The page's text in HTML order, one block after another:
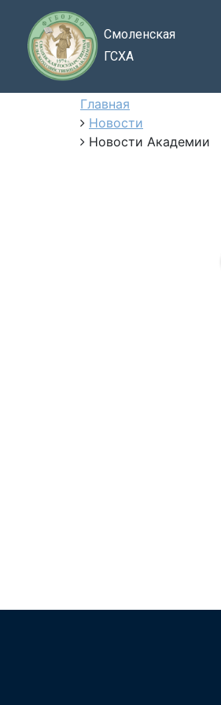
Смоленская
ГСХА
Главная
Новости
Новости Академии